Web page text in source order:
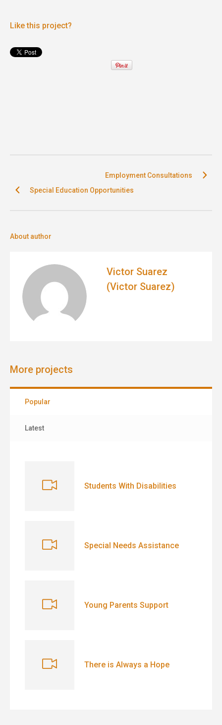
Like this project?
Employment Consultations
Special Education Opportunities
About author
Victor Suarez
(Victor Suarez)
More projects
Popular
Latest
Students With Disabilities
Special Needs Assistance
Young Parents Support
There is Always a Hope